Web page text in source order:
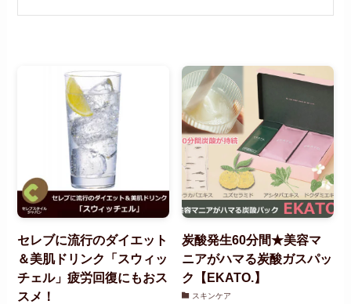
セレブに流行のダイエット
＆美肌ドリンク「スウィッ
チェル」疲労回復にもおス
スメ！
炭酸発生60分間★美容マ
ニアがハマる炭酸ガスパッ
ク【EKATO.】
スキンケア